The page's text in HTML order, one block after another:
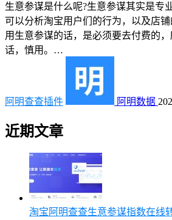
生意参谋是什么呢?生意参谋其实是专
可以分析淘宝用户们的行为，以及店
用生意参谋的话，是必须要去付费的
话，慎用。…
阿明查查插件 阿明数据
近期文章
淘宝阿明查查生意参谋指数在线